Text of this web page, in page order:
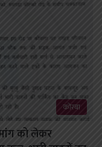
कोरबा
को लेकर